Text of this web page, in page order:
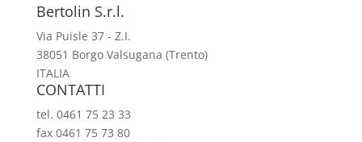
Bertolin S.r.l.
Via Puisle 37 - Z.I.
38051 Borgo Valsugana (Trento)
ITALIA
CONTATTI
tel. 0461 75 23 33
fax 0461 75 73 80